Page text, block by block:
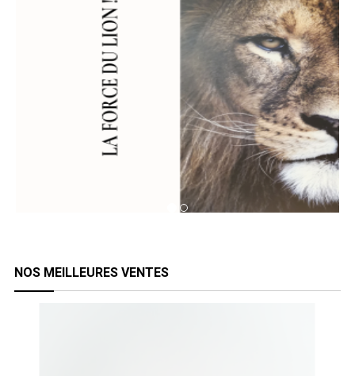
NOS MEILLEURES VENTES